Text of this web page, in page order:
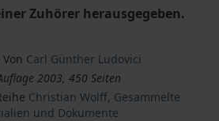
Zuhörer herausgegeben.
Von Carl Günther Ludovici
2003, 450 Seiten
Christian Wolff, Gesammelte
und Dokumente